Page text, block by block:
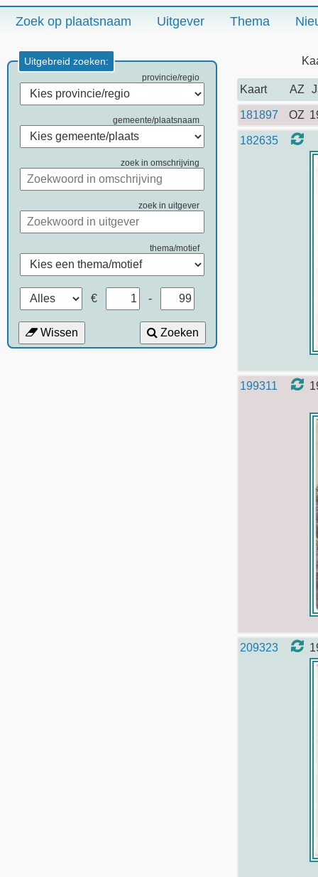
Zoek op plaatsnaam Uitgever Thema
Uitgebreid zoeken:
provincie/regio
gemeente/plaatsnaam
zoek in omschrijving
zoek in uitgever
thema/motief
€ -
Wissen Zoeken
Kaart AZ
181897 OZ
182635
199311
209323